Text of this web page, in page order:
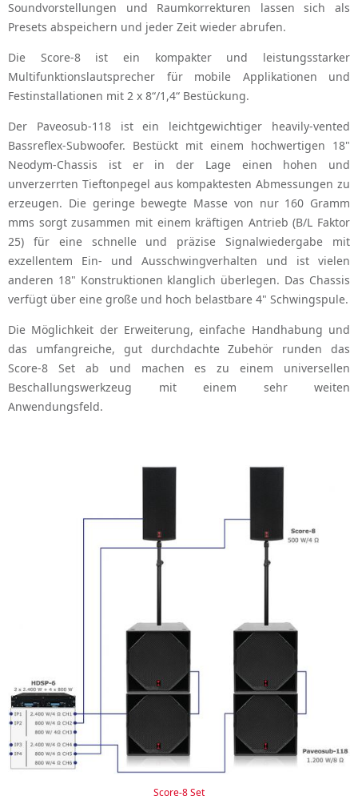
Soundvorstellungen und Raumkorrekturen lassen sich als
Presets abspeichern und jeder Zeit wieder abrufen.
Die Score-8 ist ein kompakter und leistungsstarker
Multifunktionslautsprecher für mobile Applikationen und
Festinstallationen mit 2 x 8“/1,4“ Bestückung.
Der Paveosub-118 ist ein leichtgewichtiger heavily-vented
Bassreflex-Subwoofer. Bestückt mit einem hochwertigen 18"
Neodym-Chassis ist er in der Lage einen hohen und
unverzerrten Tieftonpegel aus kompaktesten Abmessungen zu
erzeugen. Die geringe bewegte Masse von nur 160 Gramm
mms sorgt zusammen mit einem kräftigen Antrieb (B/L Faktor
25) für eine schnelle und präzise Signalwiedergabe mit
exzellentem Ein- und Ausschwingverhalten und ist vielen
anderen 18" Konstruktionen klanglich überlegen. Das Chassis
verfügt über eine große und hoch belastbare 4" Schwingspule.
Die Möglichkeit der Erweiterung, einfache Handhabung und
das umfangreiche, gut durchdachte Zubehör runden das
Score-8 Set ab und machen es zu einem universellen
Beschallungswerkzeug mit einem sehr weiten
Anwendungsfeld.
Score-8 Set